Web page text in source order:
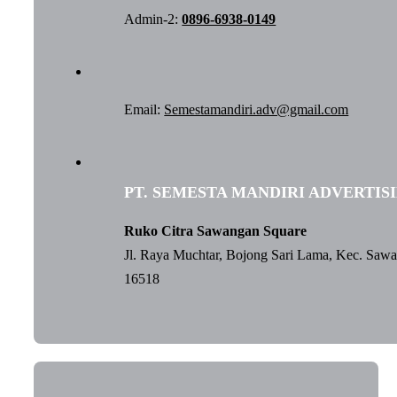
Admin-2:0896-6938-0149
Email: Semestamandiri.adv@gmail.com
PT. SEMESTA MANDIRI
Ruko Citra Sawangan Square
Jl. Raya Muchtar, Bojong Sari Lama, Kec.
16518